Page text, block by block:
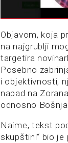
Objavom, koja
na najgrublji
targetira
Posebno
i objektivnosti,
napad na
odnosno
Naime, tekst
skupštini“ bio